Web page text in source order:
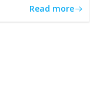
Read more